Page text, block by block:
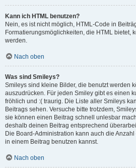
Kann ich HTML benutzen?
Nein, es ist nicht möglich, HTML-Code in
Formatierungsmöglichkeiten, die HTML bietet,
werden.
Nach oben
Was sind Smileys?
Smileys sind kleine Bilder, die benutzt werden
auszudrücken. Für jeden Smiley gibt es einen
fröhlich und :( traurig. Die Liste aller Smileys
Beitrags sehen. Versuche bitte trotzdem,
sie können einen Beitrag schnell unlesbar
deshalb deinen Beitrag entsprechend
Die Board-Administration kann auch die
in einem Beitrag benutzen kannst.
Nach oben